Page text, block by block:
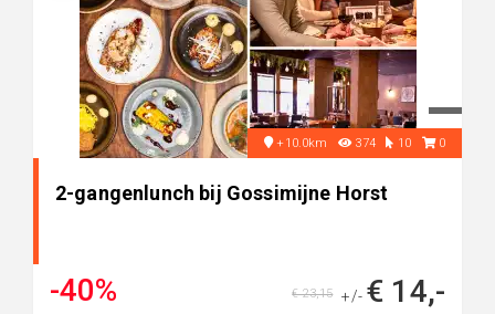
+10.0km 374 10 0
2-gangenlunch bij Gossimijne Horst
-40% +/- € 14,-
€ 23,15